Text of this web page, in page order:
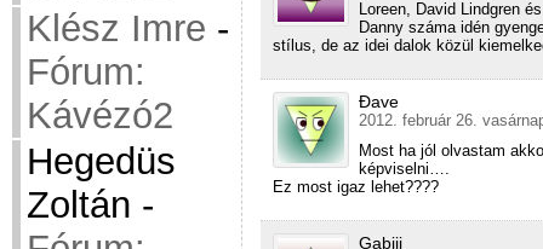
Klész Imre -
Fórum:
Kávézó2
Hegedüs
Zoltán -
Loreen, David Lindgren
Danny száma idén
stílus, de az idei dalok közül
Đave
2012. február 26.
Most ha jól olvastam
képviselni….
Ez most igaz lehet????
Gabiii